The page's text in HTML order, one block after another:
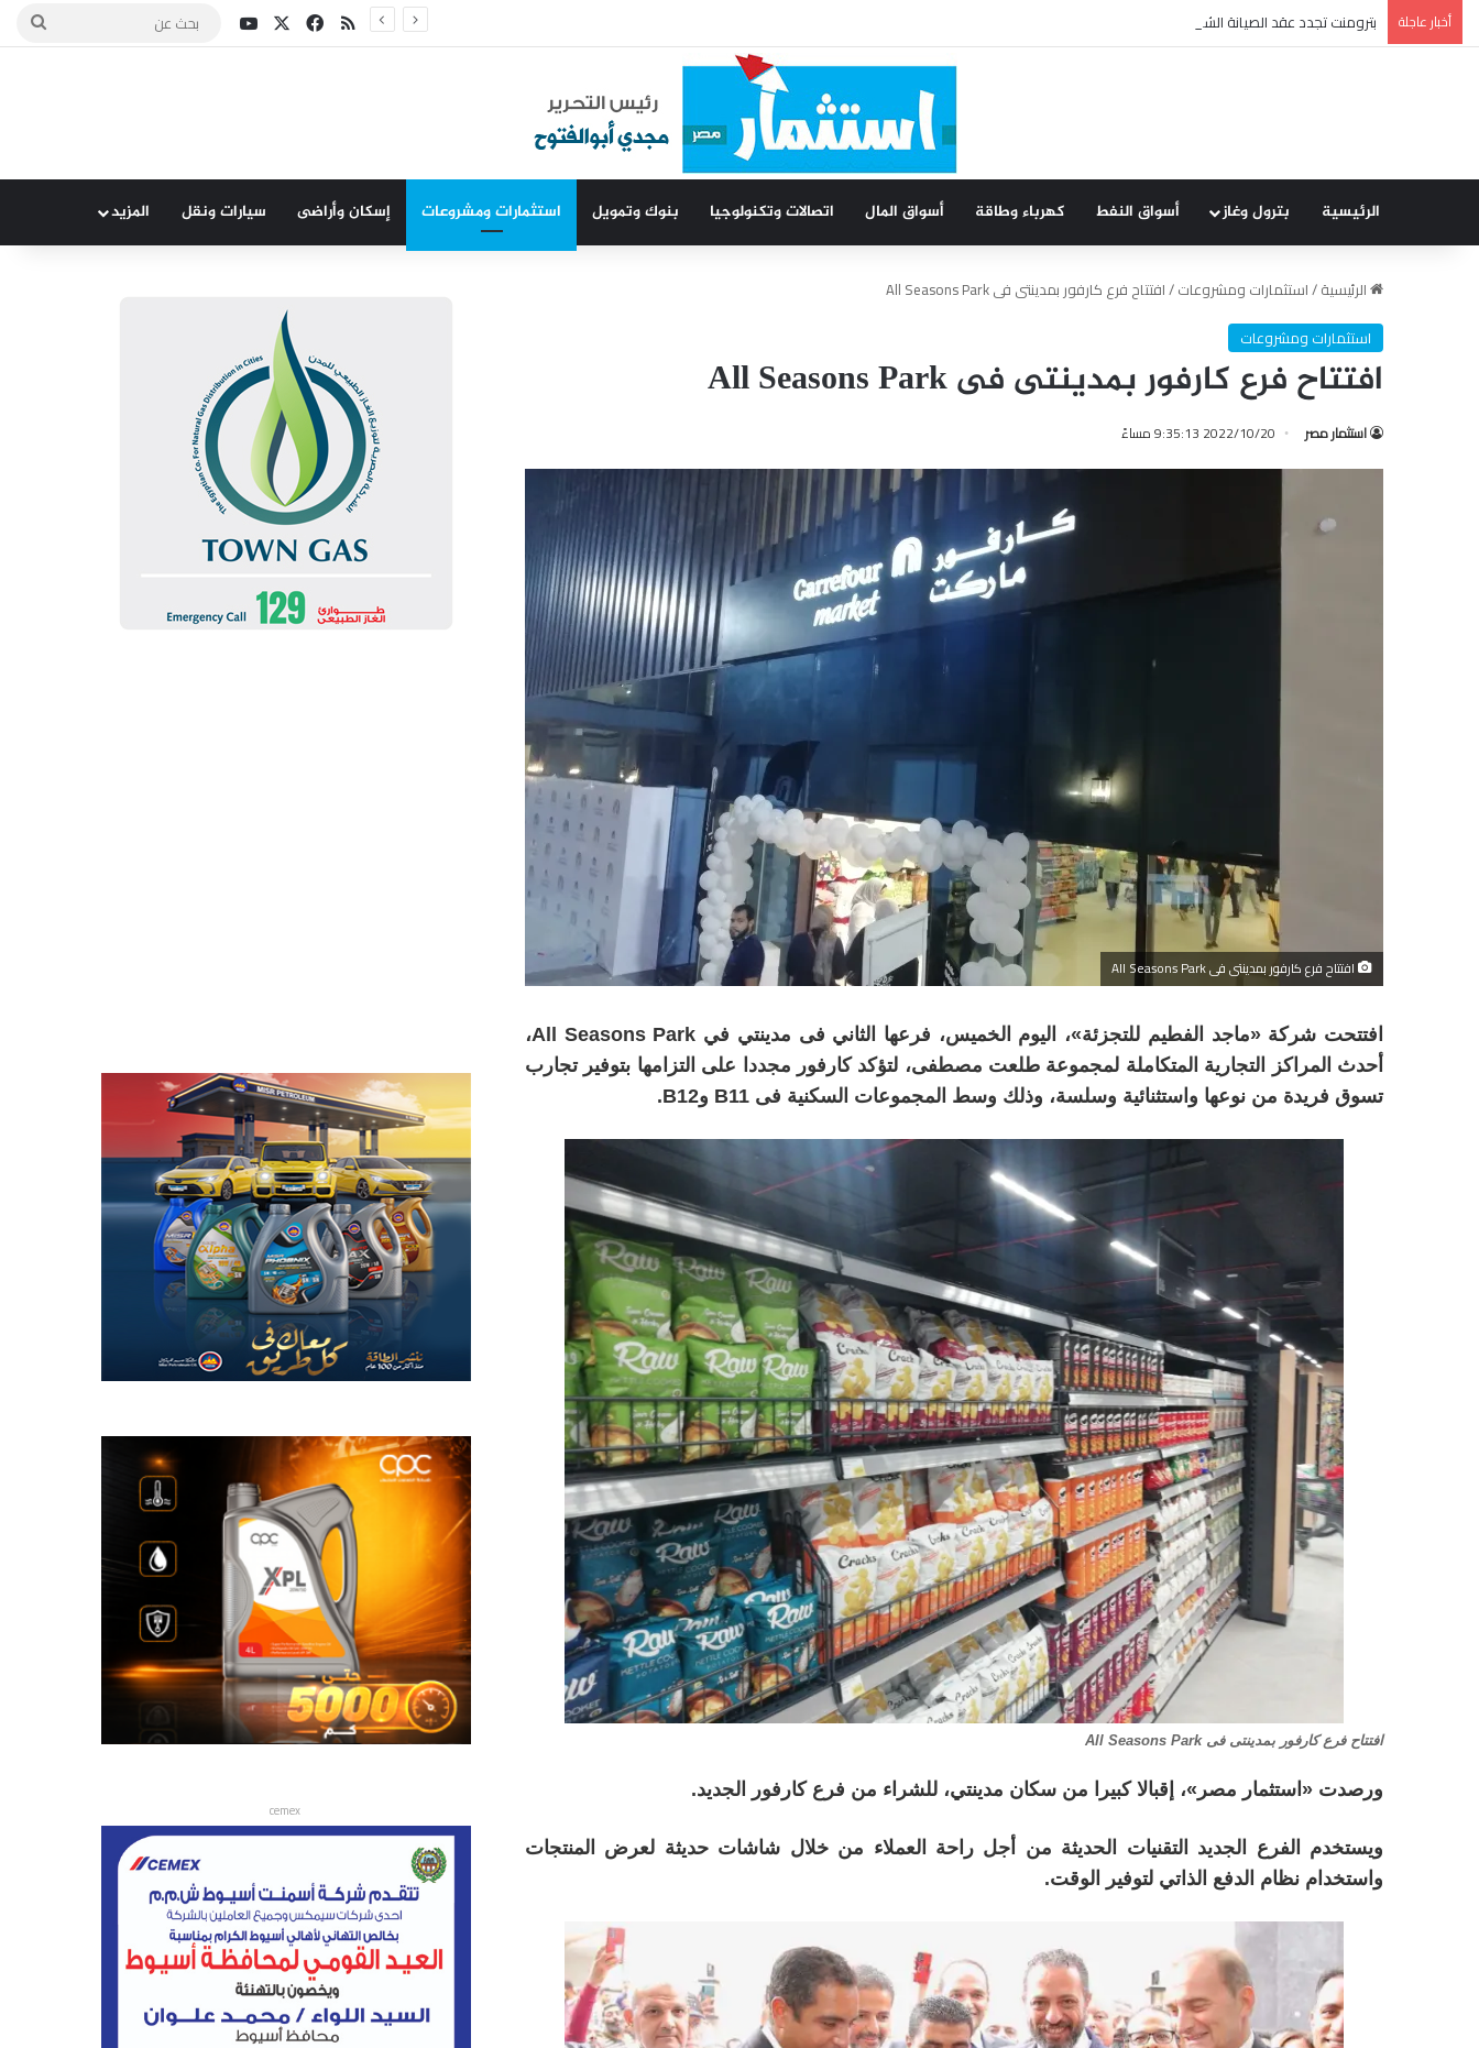
أخبار عاجلة بترومنت تجدد عقد الصيانة الشاملة مع شركة أنربك لمدة ثلاث سنوات ملخص الموقع RSS
فيسبوك ‫YouTube
الرئيسية بترول وغاز أسواق النفط كهرباء وطاقة أسواق المال اتصالات وتكنولوجيا بنوك وتمويل استثمارات ومشروعات إسكان وأراضى سيارات ونقل المزيد
الرئيسية/استثمارات ومشروعات/افتتاح فرع كارفور بمدينتى فى All Seasons Park
استثمارات ومشروعات
افتتاح فرع كارفور بمدينتى فى All Seasons Park
استثمار مصر 2022/10/20 9:35:13 مساءً
افتتاح فرع كارفور بمدينتى فى All Seasons Park
افتتحت شركة «ماجد الفطيم للتجزئة»، اليوم الخميس، فرعها الثاني فى مدينتي في All Seasons Park،
أحدث المراكز التجارية المتكاملة لمجموعة طلعت مصطفى، لتؤكد كارفور مجددا على التزامها بتوفير تجارب
تسوق فريدة من نوعها واستثنائية وسلسة، وذلك وسط المجموعات السكنية فى B11 وB12.
افتتاح فرع كارفور بمدينتى فى All Seasons Park
ورصدت «استثمار مصر»، إقبالا كبيرا من سكان مدينتي، للشراء من فرع كارفور الجديد.
ويستخدم الفرع الجديد التقنيات الحديثة من أجل راحة العملاء من خلال شاشات حديثة لعرض المنتجات
واستخدام نظام الدفع الذاتي لتوفير الوقت.
cemex